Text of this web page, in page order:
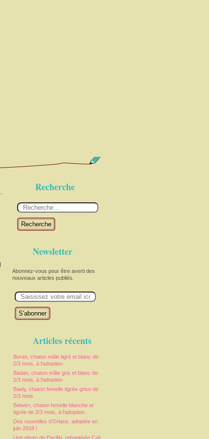
Recherche
Recherche
Newsletter
Abonnez-vous pour être averti des
nouveaux articles publiés.
m
Articles récents
Boran, chaton mâle tigré et blanc de
2/3 mois, à l'adoption
Badan, chaton mâle gris et blanc de
2/3 mois, à l'adoption
Baely, chaton femelle tigrée grise de
2/3 mois
Belwen, chaton femelle blanche et
tigrée de 2/3 mois, à l'adoption
Des nouvelles d'Orlane, adoptée en
juin 2018 !
Une photo de Pacifia, rebaptisée Cali,